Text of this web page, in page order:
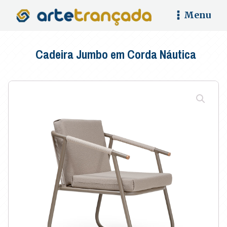
Menu
Cadeira Jumbo em Corda Náutica